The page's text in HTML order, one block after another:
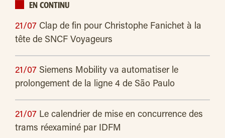
EN CONTINU
21/07 Clap de fin pour Christophe Fanichet à la
tête de SNCF Voyageurs
21/07 Siemens Mobility va automatiser le
prolongement de la ligne 4 de São Paulo
21/07 Le calendrier de mise en concurrence des
trams réexaminé par IDFM